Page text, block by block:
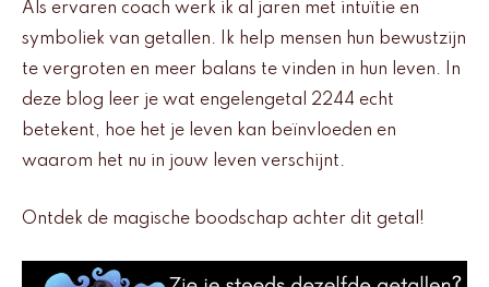
Als ervaren coach werk ik al jaren met intuïtie en
symboliek van getallen. Ik help mensen hun bewustzijn
te vergroten en meer balans te vinden in hun leven. In
deze blog leer je wat engelengetal 2244 echt
betekent, hoe het je leven kan beïnvloeden en
waarom het nu in jouw leven verschijnt.
Ontdek de magische boodschap achter dit getal!